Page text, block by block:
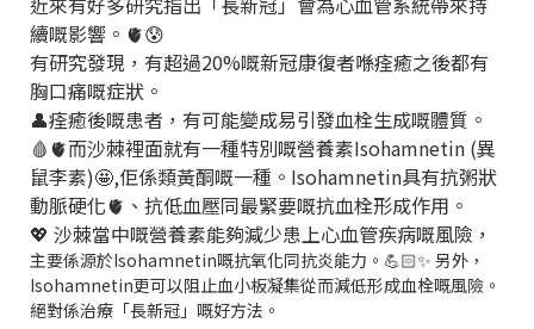
續嘅影響。🫀😰
有研究發現，有超過20%嘅新冠康復者喺痊癒之後都有
胸口痛嘅症狀。
👤痊癒後嘅患者，有可能變成易引發血栓生成嘅體質。
🩸🫀而沙棘裡面就有一種特別嘅營養素Isohamnetin (異
鼠李素)🤩,佢係類黃酮嘅一種。Isohamnetin具有抗粥狀
動脈硬化🫀、抗低血壓同最緊要嘅抗血栓形成作用。
💖 沙棘當中嘅營養素能夠減少患上心血管疾病嘅風險，
主要係源於Isohamnetin嘅抗氧化同抗炎能力。💪🏻✨ 另外，
Isohamnetin更可以阻止血小板凝集從而減低形成血栓嘅風險。
絕對係治療「長新冠」嘅好方法。